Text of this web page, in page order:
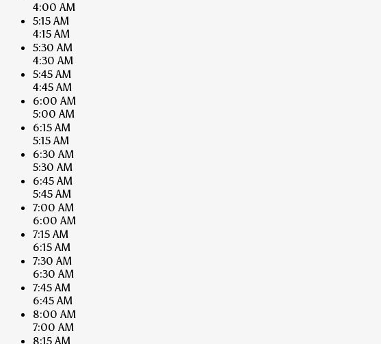
4:00 AM
5:15 AM
4:15 AM
5:30 AM
4:30 AM
5:45 AM
4:45 AM
6:00 AM
5:00 AM
6:15 AM
5:15 AM
6:30 AM
5:30 AM
6:45 AM
5:45 AM
7:00 AM
6:00 AM
7:15 AM
6:15 AM
7:30 AM
6:30 AM
7:45 AM
6:45 AM
8:00 AM
7:00 AM
8:15 AM